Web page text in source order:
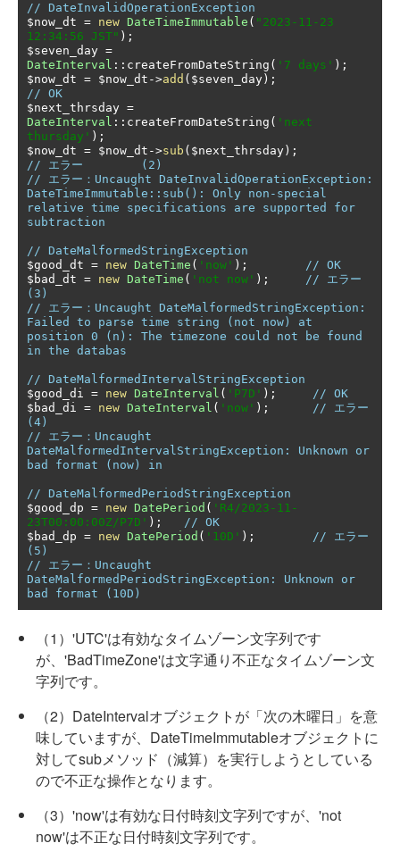
// DateInvalidOperationException
$now_dt = new DateTimeImmutable ( "2023-11-23
12:34:56 JST" );
$seven_day =
DateInterval :: createFromDateString ( '7 days' );
$now_dt = $now_dt ->add ( $seven_day );
// OK
$next_thrsday =
DateInterval :: createFromDateString ( 'next
thursday' );
$now_dt = $now_dt ->sub ( $next_thrsday );
// エラー	(2)
// エラー：Uncaught DateInvalidOperationException:
DateTimeImmutable::sub(): Only non-special
relative time specifications are supported for
subtraction
// DateMalformedStringException
$good_dt = new DateTime ( 'now' );
// OK
$bad_dt = new DateTime ( 'not now' );
// エラー
(3)
// エラー：Uncaught DateMalformedStringException:
Failed to parse time string (not now) at
position 0 (n): The timezone could not be found
in the databas
// DateMalformedIntervalStringException
$good_di = new DateInterval ( 'P7D' );
// OK
$bad_di = new DateInterval ( 'now' );
// エラー
(4)
// エラー：Uncaught
DateMalformedIntervalStringException: Unknown or
bad format (now) in
// DateMalformedPeriodStringException
$good_dp = new DatePeriod ( 'R4/2023-11-
23T00:00:00Z/P7D' );
// OK
$bad_dp = new DatePeriod ( '10D' );
// エラー
(5)
// エラー：Uncaught
DateMalformedPeriodStringException: Unknown or
bad format (10D)
（1）'UTC'は有効なタイムゾーン文字列です
が、'BadTimeZone'は文字通り不正なタイムゾーン文
字列です。
（2）DateIntervalオブジェクトが「次の木曜日」を意
味していますが、DateTimeImmutableオブジェクトに
対してsubメソッド（減算）を実行しようとしている
ので不正な操作となります。
（3）'now'は有効な日付時刻文字列ですが、'not
now'は不正な日付時刻文字列です。